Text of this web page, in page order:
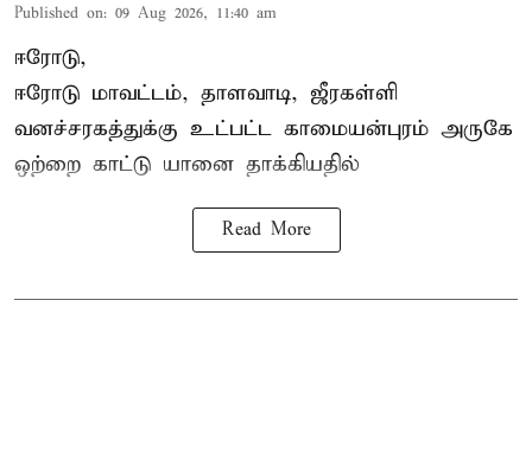
Published on: 09 Aug 2026, 11:40 am
ஈரோடு,
ஈரோடு மாவட்டம், தாளவாடி, ஜீரகள்ளி
வனச்சரகத்துக்கு உட்பட்ட காமையன்புரம் அருகே
ஒற்றை காட்டு யானை தாக்கியதில்
Read More